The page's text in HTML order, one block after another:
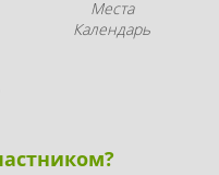
Места
Календарь